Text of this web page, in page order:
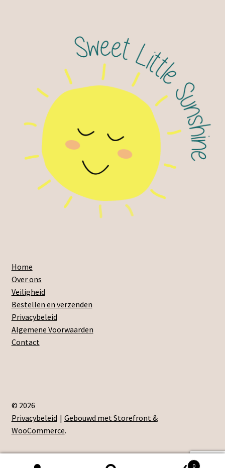
Home
Over ons
Veiligheid
Bestellen en verzenden
Privacybeleid
Algemene Voorwaarden
Contact
© 2026
Privacybeleid
Gebouwd met Storefront &
WooCommerce.
0